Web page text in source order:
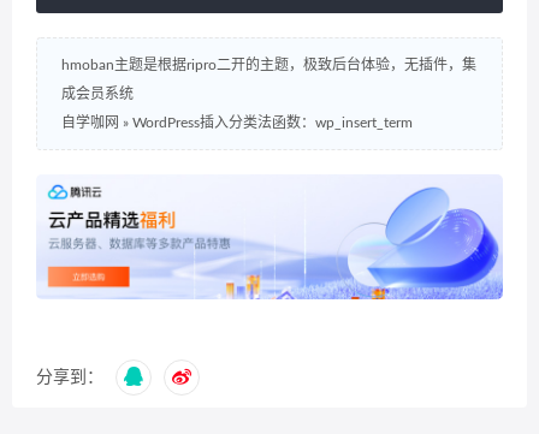
hmoban主题是根据ripro二开的主题，极致后台体验，无插件，集
成会员系统
自学咖网 » WordPress插入分类法函数：wp_insert_term
分享到：